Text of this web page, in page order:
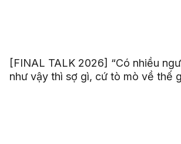
[FINAL TALK 2026] “Có nhiều
như vậy thì sợ gì, cứ tò mò về thế